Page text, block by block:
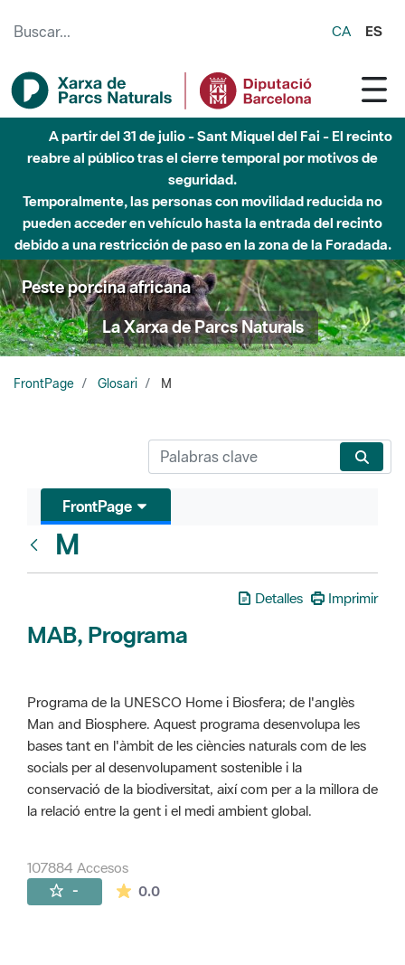
CA ES
A partir del 31 de julio - Sant Miquel del Fai - El recinto
reabre al público tras el cierre temporal por motivos de
seguridad.
Temporalmente, las personas con movilidad reducida no
pueden acceder en vehículo hasta la entrada del recinto
debido a una restricción de paso en la zona de la Foradada.
Peste porcina africana
La Xarxa de Parcs Naturals
FrontPage Glosari M
FrontPage
M
Detalles Imprimir
MAB, Programa
Programa de la UNESCO Home i Biosfera; de l'anglès
Man and Biosphere. Aquest programa desenvolupa les
bases tant en l'àmbit de les ciències naturals com de les
socials per al desenvolupament sostenible i la
conservació de la biodiversitat, així com per a la millora de
la relació entre la gent i el medi ambient global.
107884 Accesos
- 0.0La valoración media es de 0 estrellas de